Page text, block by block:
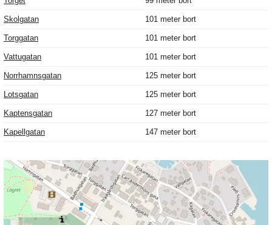
Skolgatan 101 meter bort
Torggatan 101 meter bort
Vattugatan 101 meter bort
Norrhamnsgatan 125 meter bort
Lotsgatan 125 meter bort
Kaptensgatan 127 meter bort
Kapellgatan 147 meter bort